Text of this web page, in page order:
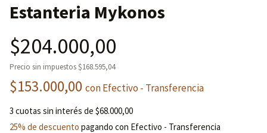
Estanteria Mykonos
$204.000,00
Precio sin impuestos$168.595,04
$153.000,00 conEfectivo - Transferencia
3 cuotas sin interés de $68.000,00
25% de descuento pagando con Efectivo - Transferencia